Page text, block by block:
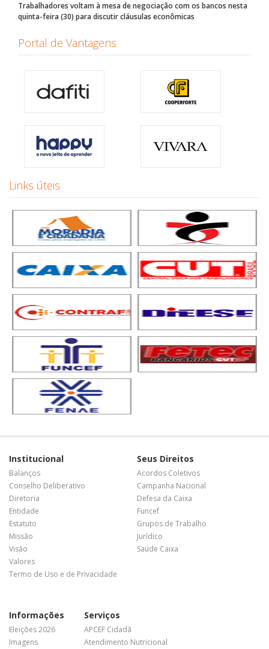
Trabalhadores voltam à mesa de negociação com os bancos nesta
quinta-feira (30) para discutir cláusulas econômicas
Portal de Vantagens
Links úteis
Institucional
Balanços
Conselho Deliberativo
Diretoria
Entidade
Estatuto
Missão
Visão
Valores
Termo de Uso e de Privacidade
Seus Direitos
Acordos Coletivos
Campanha Nacional
Defesa da Caixa
Funcef
Grupos de Trabalho
Jurídico
Saúde Caixa
Informações
Eleições 2026
Imagens
Serviços
APCEF Cidadã
Atendimento Nutricional